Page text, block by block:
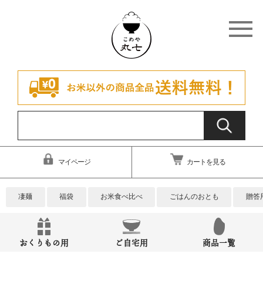
マイページ カートを見る
凄麺 福袋 お米食べ比べ ごはんのおとも 贈答
おくりもの用 ご自宅用 商品一覧